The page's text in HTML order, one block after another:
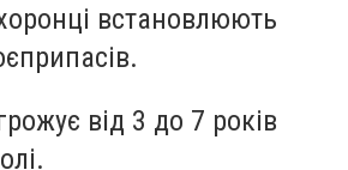
встановлюють
від 3 до 7 років